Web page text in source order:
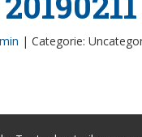
| Categorie: